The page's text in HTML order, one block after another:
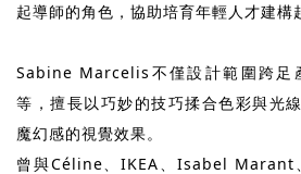
起導師的角色，協助培育年輕人才建構
Sabine Marcelis不僅設計範圍跨足
等，擅長以巧妙的技巧揉合色彩與光
魔幻感的視覺效果。
曾與Céline、IKEA、Isabel Marant